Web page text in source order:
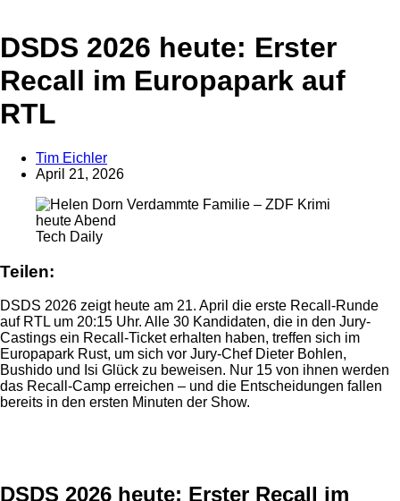
DSDS 2026 heute: Erster
Recall im Europapark auf
RTL
Tim Eichler
April 21, 2026
Tech Daily
Teilen:
DSDS 2026 zeigt heute am 21. April die erste Recall-Runde
auf RTL um 20:15 Uhr. Alle 30 Kandidaten, die in den Jury-
Castings ein Recall-Ticket erhalten haben, treffen sich im
Europapark Rust, um sich vor Jury-Chef Dieter Bohlen,
Bushido und Isi Glück zu beweisen. Nur 15 von ihnen werden
das Recall-Camp erreichen – und die Entscheidungen fallen
bereits in den ersten Minuten der Show.
DSDS 2026 heute: Erster Recall im